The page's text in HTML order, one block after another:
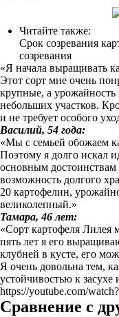
Читайте также:
Срок созревания
созревания
«Я начала выращивать
Этот сорт мне очень
крупные, а урожайность
небольших участков.
и не требует особого
Василий, 54 года:
«Мы с семьей обожаем
Поэтому я долго искал
основным
возможность долгого
20 картофелин,
великолепный.»
Тамара, 46 лет:
«Сорт картофеля Лилея
пять лет я его
клубней в кусте, его
Я очень довольна тем,
устойчивостью к
https://youtube.com/
Сравнение с